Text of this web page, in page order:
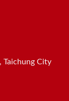
Taichung City